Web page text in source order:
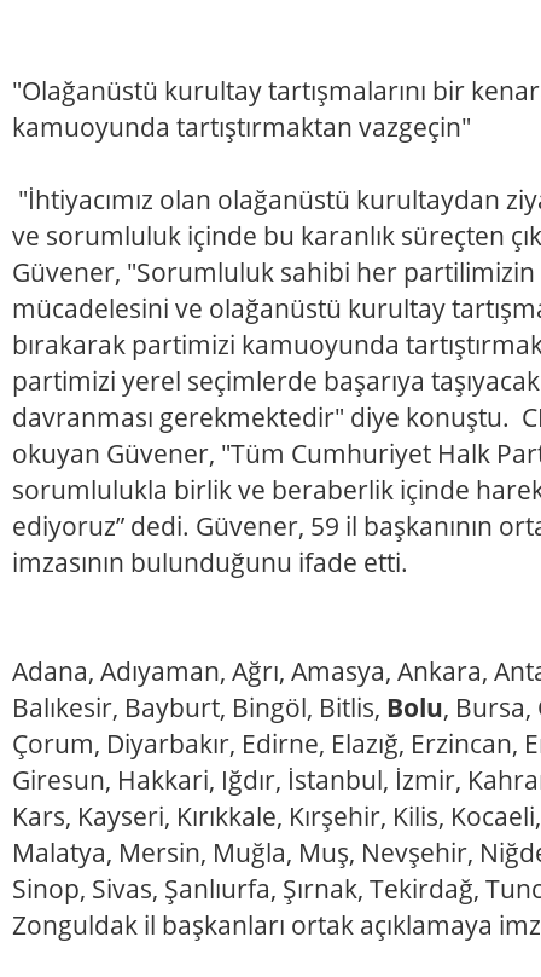
"Olağanüstü kurultay tartışmalarını bir
kamuoyunda tartıştırmaktan vazgeçin"
"İhtiyacımız olan olağanüstü kurultaydan
ve sorumluluk içinde bu karanlık süreçten
Güvener, "Sorumluluk sahibi her
mücadelesini ve olağanüstü kurultay
bırakarak partimizi kamuoyunda
partimizi yerel seçimlerde başarıya
davranması gerekmektedir" diye konuştu.
okuyan Güvener, "Tüm Cumhuriyet Halk
sorumlulukla birlik ve beraberlik içinde
ediyoruz” dedi. Güvener, 59 il başkanının
imzasının bulunduğunu ifade etti.
Adana, Adıyaman, Ağrı, Amasya, Ankara,
Balıkesir, Bayburt, Bingöl, Bitlis, Bolu, Bursa,
Çorum, Diyarbakır, Edirne, Elazığ, Erzincan,
Giresun, Hakkari, Iğdır, İstanbul, İzmir,
Kars, Kayseri, Kırıkkale, Kırşehir, Kilis,
Malatya, Mersin, Muğla, Muş, Nevşehir,
Sinop, Sivas, Şanlıurfa, Şırnak, Tekirdağ,
Zonguldak il başkanları ortak açıklamaya